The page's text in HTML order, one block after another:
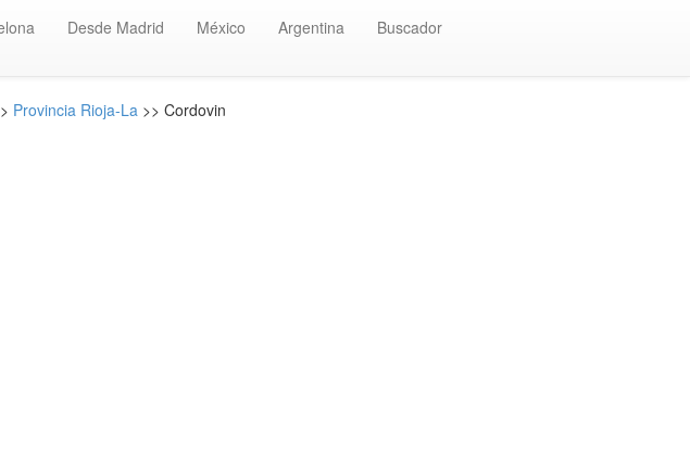
Desde Madrid México Argentina Buscador
Provincia Rioja-La >> Cordovin